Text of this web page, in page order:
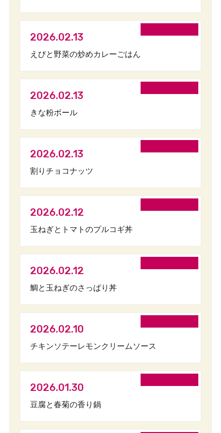
2026.02.13
えびと野菜の炒めカレーごはん
2026.02.13
きな粉ボール
2026.02.13
割りチョコナッツ
2026.02.12
玉ねぎとトマトのプルコギ丼
2026.02.12
鯛と玉ねぎのさっぱり丼
2026.02.10
チキンソテーレモンクリームソース
2026.01.30
豆腐と春菊の香り鍋